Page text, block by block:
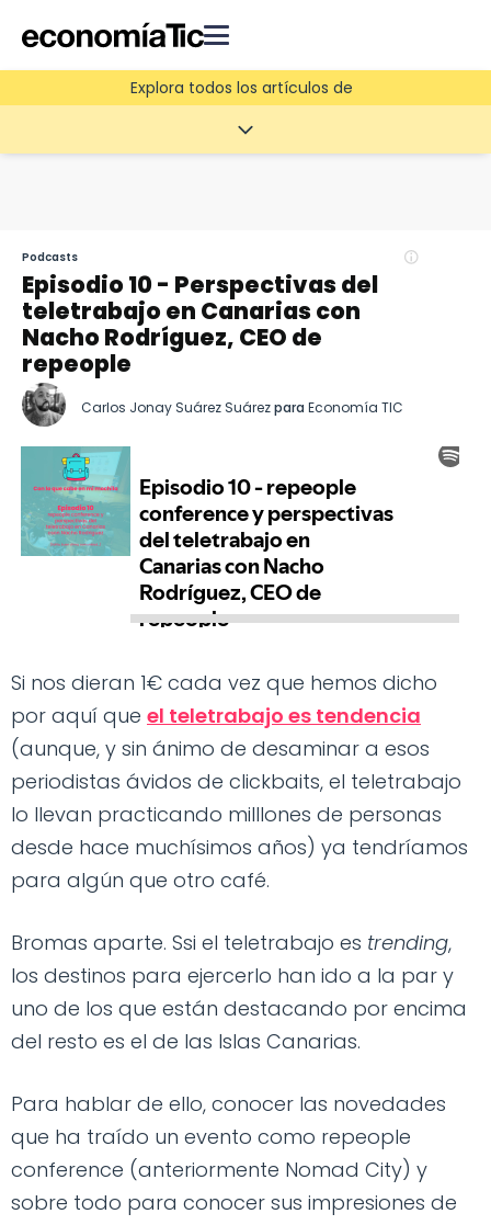
Explora todos los artículos de
Podcasts
Episodio 10 - Perspectivas del
teletrabajo en Canarias con
Nacho Rodríguez, CEO de
repeople
Carlos Jonay Suárez Suárezpara Economía TIC
Si nos dieran 1€ cada vez que hemos dicho
por aquí que el teletrabajo es tendencia
(aunque, y sin ánimo de desaminar a esos
periodistas ávidos de clickbaits, el teletrabajo
lo llevan practicando milllones de personas
desde hace muchísimos años) ya tendríamos
para algún que otro café.
Bromas aparte. Ssi el teletrabajo es trending,
los destinos para ejercerlo han ido a la par y
uno de los que están destacando por encima
del resto es el de las Islas Canarias.
Para hablar de ello, conocer las novedades
que ha traído un evento como repeople
conference (anteriormente Nomad City) y
sobre todo para conocer sus impresiones de